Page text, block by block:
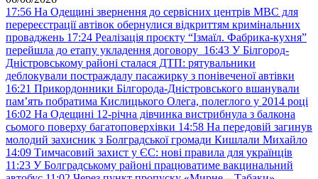
17:56 На Одещині звернення до сервісних центрів МВС для
перереєстрації автівок обернулися відкриттям кримінальних
проваджень 17:24 Реалізація проєкту “Ізмаїл. Фабрика-кухня”
перейшла до етапу укладення договору 16:43 У Білгород-
Дністровському районі сталася ДТП: рятувальники
деблокували постраждалу пасажирку з понівеченої автівки
16:21 Прикордонники Білгорода-Дністровського вшанували
пам’ять побратима Кислицького Олега, полеглого у 2014 році
16:02 На Одещині 12-річна дівчинка вистрибнула з балкона
сьомого поверху багатоповерхівки 14:58 На передовій загинув
молодий захисник з Болградської громади Кишлали Михайло
14:09 Тимчасовий захист у ЄС: нові правила для українців
11:23 У Болградському районі працюватиме вакцинальний